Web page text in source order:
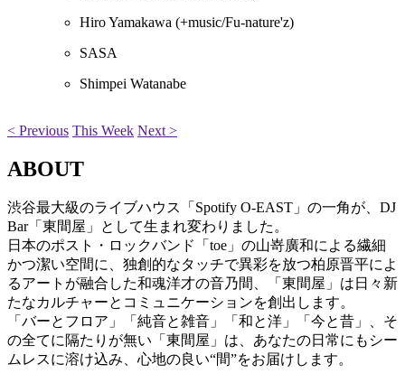
Hiro Yamakawa (+music/Fu-nature'z)
SASA
Shimpei Watanabe
< Previous This Week Next >
ABOUT
渋谷最大級のライブハウス「Spotify O-EAST」の一角が、DJ
Bar「東間屋」として生まれ変わりました。
日本のポスト・ロックバンド「toe」の山嵜廣和による繊細
かつ潔い空間に、独創的なタッチで異彩を放つ柏原晋平によ
るアートが融合した和魂洋才の音乃間、「東間屋」は日々新
たなカルチャーとコミュニケーションを創出します。
「バーとフロア」「純音と雑音」「和と洋」「今と昔」、そ
の全てに隔たりが無い「東間屋」は、あなたの日常にもシー
ムレスに溶け込み、心地の良い“間”をお届けします。